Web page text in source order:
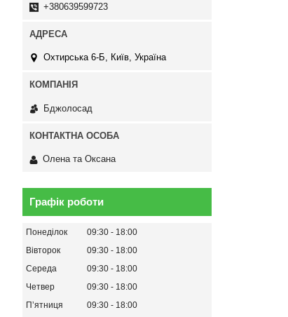
+380639599723
Охтирська 6-Б, Київ, Україна
Бджолосад
Олена та Оксана
Графік роботи
Понеділок 09:30
18:00
Вівторок
09:30
18:00
Середа
09:30
18:00
Четвер
09:30
18:00
Пʼятниця
09:30
18:00